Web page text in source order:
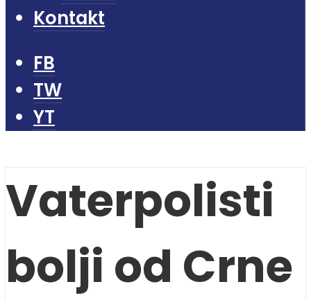
Kontakt
FB
TW
YT
Vaterpolisti
bolji od Crne